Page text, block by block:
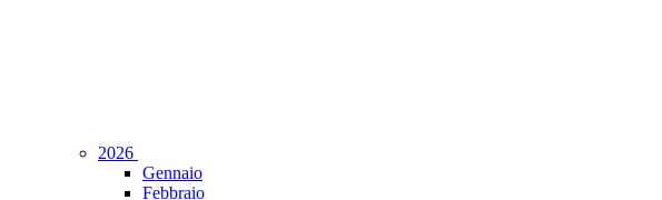
2026
Gennaio
Febbraio